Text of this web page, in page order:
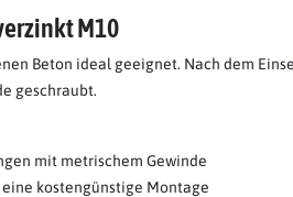
M10
Beton ideal geeignet. Nach dem
geschraubt.
mit metrischem Gewinde
kostengünstige Montage